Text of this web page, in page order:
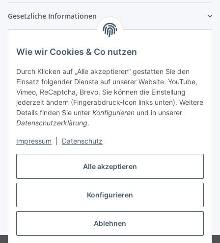
Alle akzeptieren
Konfigurieren
Ablehnen
Wie wir Cookies & Co nutzen
Durch Klicken auf „Alle akzeptieren“ gestatten Sie den
Einsatz folgender Dienste auf unserer Website: YouTube,
Vimeo, ReCaptcha, Brevo. Sie können die Einstellung
jederzeit ändern (Fingerabdruck-Icon links unten). Weitere
Details finden Sie unter Konfigurieren und in unserer
Datenschutzerklärung.
Impressum Datenschutz
Gesetzliche Informationen
Vertrag widerrufen
* Alle Preise inkl. gesetzlicher USt., zzgl.Versand